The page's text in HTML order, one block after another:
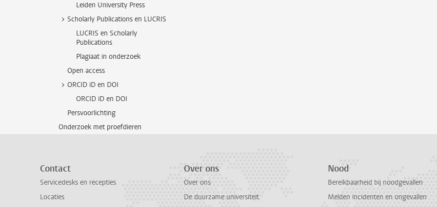
Leiden University Press
Scholarly Publications en LUCRIS
LUCRIS en Scholarly
Publications
Plagiaat in onderzoek
Open access
ORCID iD en DOI
ORCID iD en DOI
Persvoorlichting
Onderzoek met proefdieren
Contact
Servicedesks en recepties
Locaties
Over ons
Over ons
De duurzame universiteit
Nood
Bereikbaarheid bij noodgevallen
Melden incidenten en ongevallen